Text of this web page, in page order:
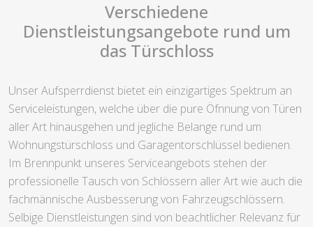
Verschiedene
Dienstleistungsangebote rund um
das Türschloss
Unser Aufsperrdienst bietet ein einzigartiges Spektrum an
Serviceleistungen, welche über die pure Öfnnung von Türen
aller Art hinausgehen und jegliche Belange rund um
Wohnungstürschloss und Garagentorschlüssel bedienen.
Im Brennpunkt unseres Serviceangebots stehen der
professionelle Tausch von Schlössern aller Art wie auch die
fachmännische Ausbesserung von Fahrzeugschlössern.
Selbige Dienstleistungen sind von beachtlicher Relevanz für